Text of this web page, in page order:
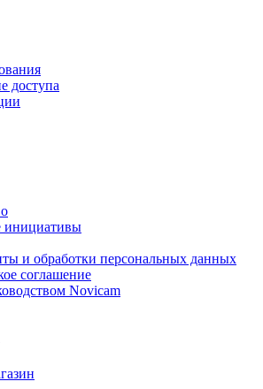
доступа
инициативы
и обработки персональных данных
соглашение
Novicam